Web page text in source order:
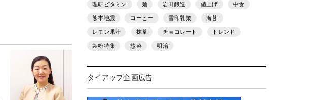
理研ビタミン 麺 岩田醸造 値上げ 中食
熊本地震 コーヒー 雪印乳業 海苔
レモン果汁 抹茶 チョコレート トレンド
製粉特集 惣菜 明治
タイアップ企画広告